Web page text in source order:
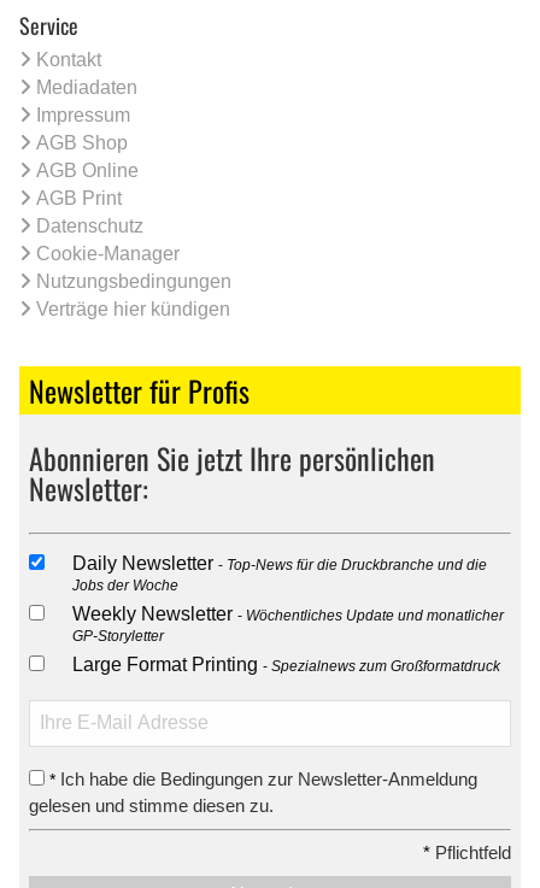
Service
Kontakt
Mediadaten
Impressum
AGB Shop
AGB Online
AGB Print
Datenschutz
Cookie-Manager
Nutzungsbedingungen
Verträge hier kündigen
Newsletter für Profis
Abonnieren Sie jetzt Ihre persönlichen
Newsletter:
Daily Newsletter
Top-News für die Druckbranche und die
Jobs der Woche
Weekly Newsletter
Wöchentliches Update und monatlicher
GP-Storyletter
Large Format Printing Spezialnews zum Großformatdruck
* Ich habe die Bedingungen zur Newsletter-Anmeldung
gelesen und stimme diesen zu.
* Pflichtfeld